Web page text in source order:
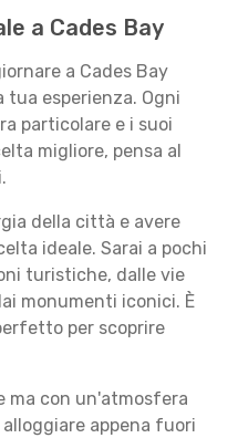
a Cades Bay
a Cades Bay
esperienza. Ogni
particolare e i suoi
migliore, pensa al
della città e avere
ideale. Sarai a pochi
turistiche, dalle vie
monumenti iconici. È
per scoprire
ma con un'atmosfera
appena fuori